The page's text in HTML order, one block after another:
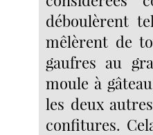
déboulèrent
mêlèrent de
gaufres au
moule à
les deux
confitures.